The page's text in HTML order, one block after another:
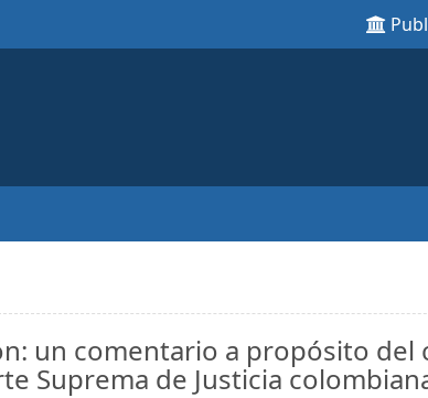
un comentario a propósito del
Suprema de Justicia